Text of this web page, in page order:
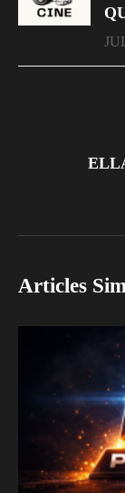
Articles